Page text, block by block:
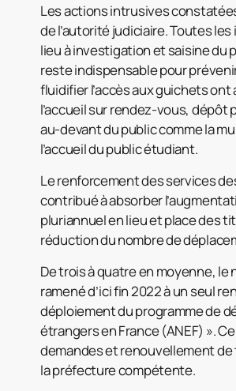
Les actions intrusives
de l’autorité judiciaire. Toutes
lieu à investigation et saisine du
reste indispensable pour
fluidifier l’accès aux guichets
l’accueil sur rendez-vous, dépôt
au-devant du public comme la
l’accueil du public étudiant.
Le renforcement des services
contribué à absorber
pluriannuel en lieu et place des
réduction du nombre de
De trois à quatre en moyenne,
ramené d’ici fin 2022 à un seul
déploiement du programme de
étrangers en France (ANEF) ».
demandes et renouvellement
la préfecture compétente.